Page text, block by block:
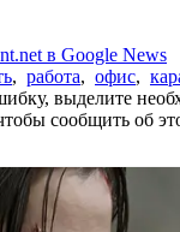
в Google News
, работа, офис,
выделите
сообщить об